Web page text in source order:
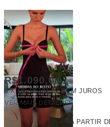
R$1.090,00
6 X DER$181,67 SEM JUROS
VER MAIS DETALHES
FRETE GRÁTIS A PARTIR